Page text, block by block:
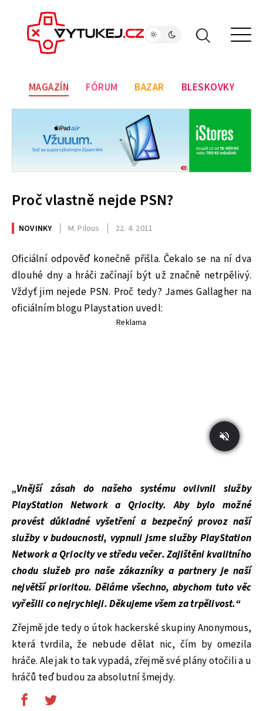
MAGAZÍN FÓRUM BAZAR BLESKOVKY
Proč vlastně nejde PSN?
NOVINKY M. Pilous 22. 4. 2011
Oficiální odpověď konečně přišla. Čekalo se na ní dva
dlouhé dny a hráči začínají být už značně netrpělivý.
Vždyť jim nejede PSN. Proč tedy? James Gallagher na
oficiálním blogu Playstation uvedl:
Reklama
„Vnější zásah do našeho systému ovlivnil služby
PlayStation Network a Qriocity. Aby bylo možné
provést důkladné vyšetření a bezpečný provoz naší
služby v budoucnosti, vypnuli jsme služby PlayStation
Network a Qriocity ve středu večer. Zajištěni kvalitního
chodu služeb pro naše zákazníky a partnery je naší
největší prioritou. Děláme všechno, abychom tuto věc
vyřešili co nejrychleji. Děkujeme všem za trpělivost.“
Zřejmě jde tedy o útok hackerské skupiny Anonymous,
která tvrdila, že nebude dělat nic, čím by omezila
hráče. Ale jak to tak vypadá, zřejmě své plány otočili a u
hráčů teď budou za absolutní šmejdy.